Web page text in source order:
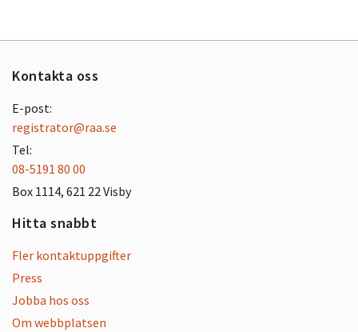
Kontakta oss
E-post:
registrator@raa.se
Tel:
08-5191 80 00
Box 1114, 621 22 Visby
Hitta snabbt
Fler kontaktuppgifter
Press
Jobba hos oss
Om webbplatsen